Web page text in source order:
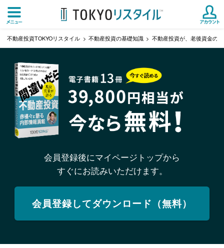
不動産投資TOKYOリスタイル 不動産投資の基礎知識 不動産投資が、老後資金の
会員登録後にマイページトップから
すぐにお読みいただけます。
会員登録してダウンロード（無料）